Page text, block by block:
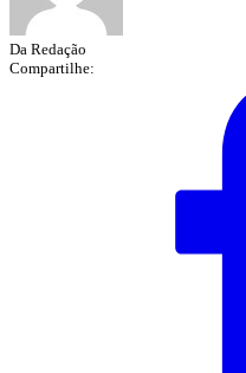
Da Redação
Compartilhe: